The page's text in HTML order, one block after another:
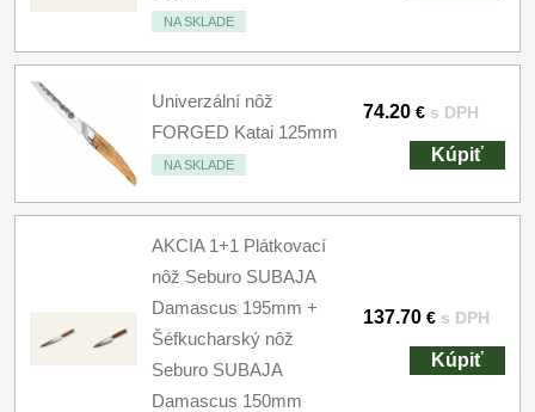
NA SKLADE
Univerzální nôž
FORGED Katai 125mm
NA SKLADE
74.20 € s DPH
Kúpiť
AKCIA 1+1 Plátkovací
nôž Seburo SUBAJA
Damascus 195mm +
Šéfkucharský nôž
Seburo SUBAJA
Damascus 150mm
137.70 € s DPH
Kúpiť